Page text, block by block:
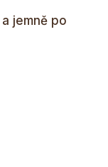
jemně po